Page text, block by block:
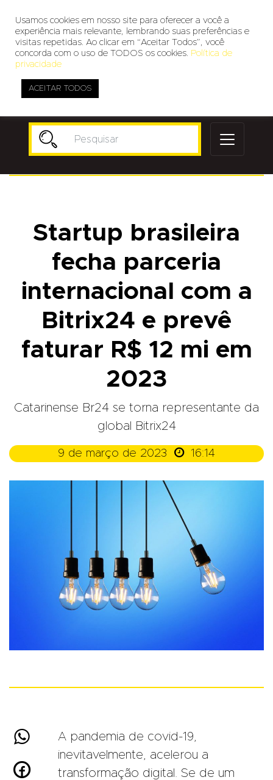
Startup brasileira
fecha parceria
internacional com a
Bitrix24 e prevê
faturar R$ 12 mi em
2023
Catarinense Br24 se torna representante da
global Bitrix24
9 de março de 2023  16:14


A pandemia de covid-19,
inevitavelmente, acelerou a
transformação digital. Se de um
Usamos cookies em nosso site para oferecer a você a
experiência mais relevante, lembrando suas preferências e
visitas repetidas. Ao clicar em “Aceitar Todos”, você
concorda com o uso de TODOS os cookies. Política de
privacidade
ACEITAR TODOS